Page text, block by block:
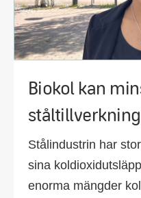
Biokol kan
ståltillverkning
Stålindustrin har
sina
enorma mängder